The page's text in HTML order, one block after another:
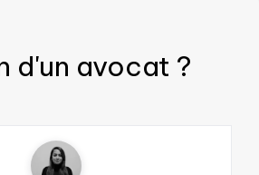
d'un avocat ?